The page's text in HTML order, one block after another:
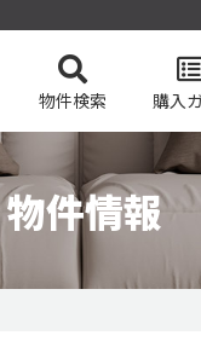
物件検索 購入
物件情報